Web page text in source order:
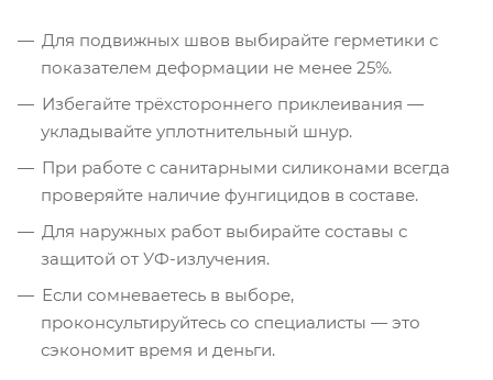
Для подвижных швов выбирайте герметики с
показателем деформации не менее 25%.
Избегайте трёхстороннего приклеивания —
укладывайте уплотнительный шнур.
При работе с санитарными силиконами всегда
проверяйте наличие фунгицидов в составе.
Для наружных работ выбирайте составы с
защитой от УФ-излучения.
Если сомневаетесь в выборе,
проконсультируйтесь со специалисты — это
сэкономит время и деньги.